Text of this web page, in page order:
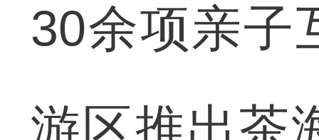
30余项亲子
游区推出茶